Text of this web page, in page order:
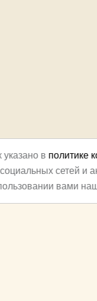
в политике
сетей и
вами